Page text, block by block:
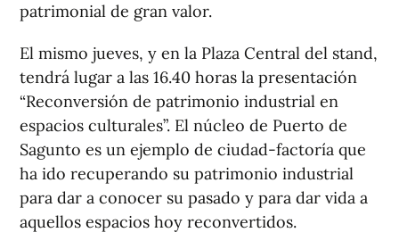
patrimonial de gran valor.
El mismo jueves, y en la Plaza Central del stand,
tendrá lugar a las 16.40 horas la presentación
“Reconversión de patrimonio industrial en
espacios culturales”. El núcleo de Puerto de
Sagunto es un ejemplo de ciudad-factoría que
ha ido recuperando su patrimonio industrial
para dar a conocer su pasado y para dar vida a
aquellos espacios hoy reconvertidos.